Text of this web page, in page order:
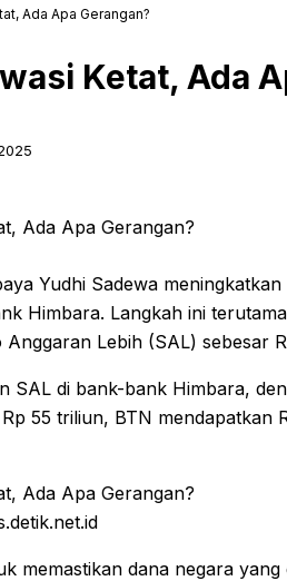
Ada Apa Gerangan?
Ketat, Ada
Yudhi Sadewa
Himbara. Langkah ini
Lebih (SAL) sebesar
SAL di bank-bank Himbara,
55 triliun, BTN mendapatkan
memastikan dana negara